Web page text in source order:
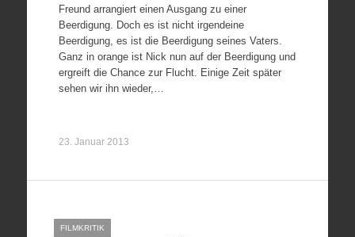
Freund arrangiert einen Ausgang zu einer
Beerdigung. Doch es ist nicht irgendeine
Beerdigung, es ist die Beerdigung seines Vaters.
Ganz in orange ist Nick nun auf der Beerdigung und
ergreift die Chance zur Flucht. Einige Zeit später
sehen wir ihn wieder,…
23. Januar 2013
FILMKRITIK